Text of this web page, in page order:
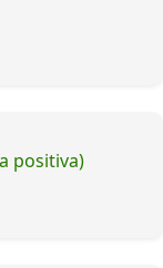
positiva)